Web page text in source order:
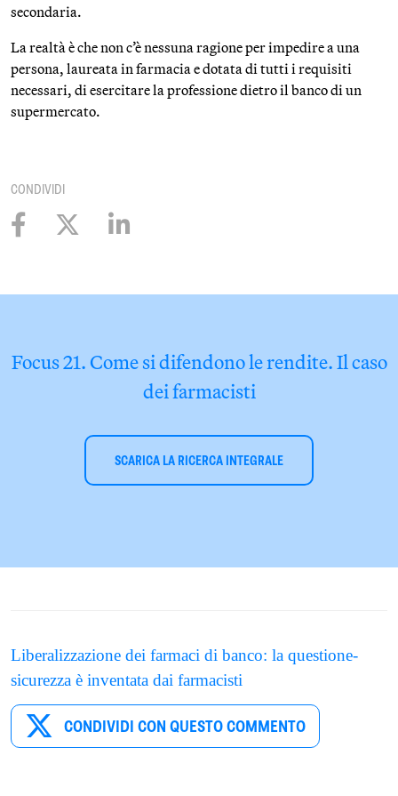
secondaria.
La realtà è che non c’è nessuna ragione per impedire a una
persona, laureata in farmacia e dotata di tutti i requisiti
necessari, di esercitare la professione dietro il banco di un
supermercato.
CONDIVIDI
Focus 21. Come si difendono le rendite. Il caso
dei farmacisti
SCARICA LA RICERCA INTEGRALE
Liberalizzazione dei farmaci di banco: la questione-
sicurezza è inventata dai farmacisti
CONDIVIDI CON QUESTO COMMENTO